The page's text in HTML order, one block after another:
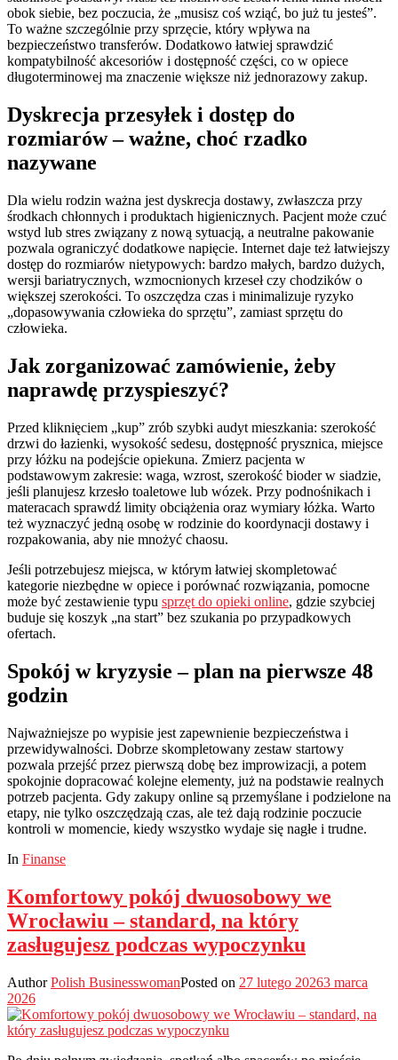
obok siebie, bez poczucia, że „musisz coś wziąć, bo już tu jesteś”.
To ważne szczególnie przy sprzęcie, który wpływa na
bezpieczeństwo transferów. Dodatkowo łatwiej sprawdzić
kompatybilność akcesoriów i dostępność części, co w opiece
długoterminowej ma znaczenie większe niż jednorazowy zakup.
Dyskrecja przesyłek i dostęp do
rozmiarów – ważne, choć rzadko
nazywane
Dla wielu rodzin ważna jest dyskrecja dostawy, zwłaszcza przy
środkach chłonnych i produktach higienicznych. Pacjent może czuć
wstyd lub stres związany z nową sytuacją, a neutralne pakowanie
pozwala ograniczyć dodatkowe napięcie. Internet daje też łatwiejszy
dostęp do rozmiarów nietypowych: bardzo małych, bardzo dużych,
wersji bariatrycznych, wzmocnionych krzeseł czy chodzików o
większej szerokości. To oszczędza czas i minimalizuje ryzyko
„dopasowywania człowieka do sprzętu”, zamiast sprzętu do
człowieka.
Jak zorganizować zamówienie, żeby
naprawdę przyspieszyć?
Przed kliknięciem „kup” zrób szybki audyt mieszkania: szerokość
drzwi do łazienki, wysokość sedesu, dostępność prysznica, miejsce
przy łóżku na podejście opiekuna. Zmierz pacjenta w
podstawowym zakresie: waga, wzrost, szerokość bioder w siadzie,
jeśli planujesz krzesło toaletowe lub wózek. Przy podnośnikach i
materacach sprawdź limity obciążenia oraz wymiary łóżka. Warto
też wyznaczyć jedną osobę w rodzinie do koordynacji dostawy i
rozpakowania, aby nie mnożyć chaosu.
Jeśli potrzebujesz miejsca, w którym łatwiej skompletować
kategorie niezbędne w opiece i porównać rozwiązania, pomocne
może być zestawienie typu sprzęt do opieki online, gdzie szybciej
buduje się koszyk „na start” bez szukania po przypadkowych
ofertach.
Spokój w kryzysie – plan na pierwsze 48
godzin
Najważniejsze po wypisie jest zapewnienie bezpieczeństwa i
przewidywalności. Dobrze skompletowany zestaw startowy
pozwala przejść przez pierwszą dobę bez improwizacji, a potem
spokojnie dopracować kolejne elementy, już na podstawie realnych
potrzeb pacjenta. Gdy zakupy online są przemyślane i podzielone na
etapy, nie tylko oszczędzają czas, ale też dają rodzinie poczucie
kontroli w momencie, kiedy wszystko wydaje się nagłe i trudne.
In Finanse
Komfortowy pokój dwuosobowy we
Wrocławiu – standard, na który
zasługujesz podczas wypoczynku
AuthorPolish BusinesswomanPosted on 27 lutego 20263 marca
2026